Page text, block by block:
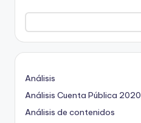
Análisis
Análisis Cuenta Pública 2020
Análisis de contenidos